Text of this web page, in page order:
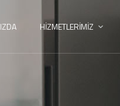
HIZMETLERIMIZ